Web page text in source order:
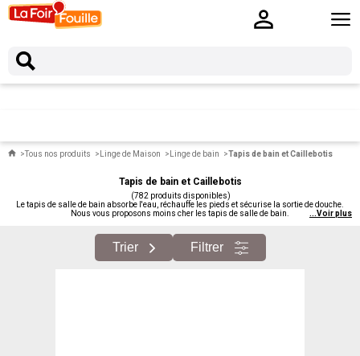
Tous nos produits Linge de Maison Linge de bain Tapis de bain et Caillebotis
Tapis de bain et Caillebotis
(782 produits disponibles)
Le tapis de salle de bain absorbe l'eau, réchauffe les pieds et sécurise la sortie de douche.
Nous vous proposons moins cher les tapis de salle de bain.
...Voir plus
Trier Filtrer